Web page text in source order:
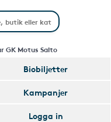
GK Motus Salto
Biobiljetter
Kampanjer
Logga in